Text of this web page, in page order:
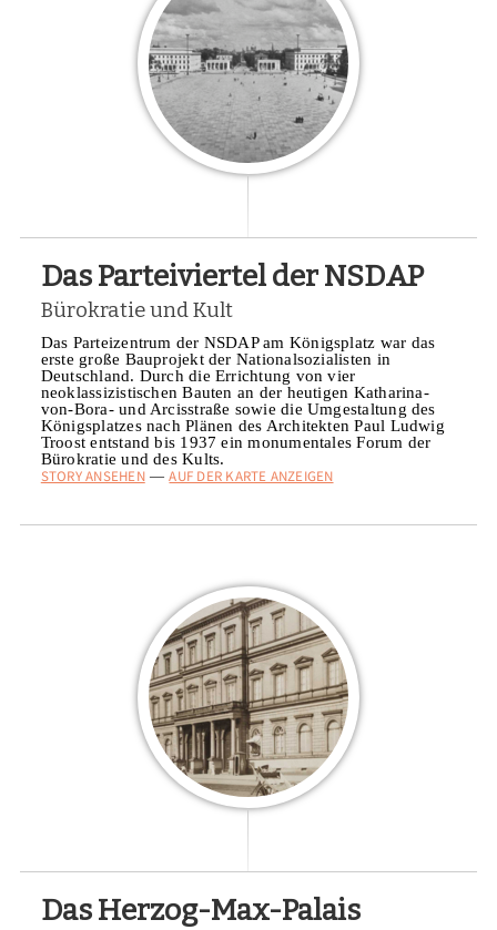
Das Parteiviertel der NSDAP
Bürokratie und Kult
Das Parteizentrum der NSDAP am Königsplatz war das
erste große Bauprojekt der Nationalsozialisten in
Deutschland. Durch die Errichtung von vier
neoklassizistischen Bauten an der heutigen Katharina-
von-Bora- und Arcisstraße sowie die Umgestaltung des
Königsplatzes nach Plänen des Architekten Paul Ludwig
Troost entstand bis 1937 ein monumentales Forum der
Bürokratie und des Kults.
STORY ANSEHEN — AUF DER KARTE ANZEIGEN
Das Herzog-Max-Palais